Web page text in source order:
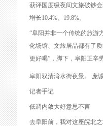
获评国度级夜间文旅破钞
增长10.4%、19.8%。
“阜阳并非一个传统的旅游
化场馆、文旅居品都有了
更好喝”，脚下，阜阳正辛
阜阳双清湾水街夜景。 庞
记者手记
低调内敛大好意思不言
去阜阳前，我对这座皖北